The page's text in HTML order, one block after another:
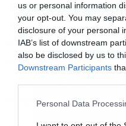
us or personal information
your opt-out. You may
disclosure of your personal
IAB’s list of downstream
also be disclosed by us to
Downstream Participants
Personal Data
όπως την
κατά την είσοδο ή
ότι αν εντοπιστεί μη
το πρόστιμο ξεπερνά
ακόμη και ανώνυμα,
Εγγραφή
newsletter